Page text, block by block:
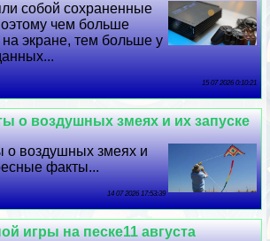
собой сохраненные
чем больше
экране, тем больше у
15 07 2026 0:10:21
о воздушных змеях и их запуске
о воздушных змеях и
факты...
14 07 2026 17:53:39
игры на песке11 августа